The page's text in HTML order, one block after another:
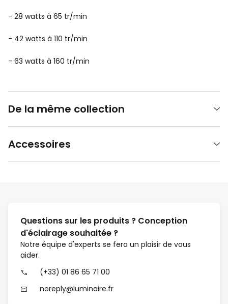
- 28 watts à 65 tr/min
- 42 watts à 110 tr/min
- 63 watts à 160 tr/min
De la même collection
Accessoires
Questions sur les produits ? Conception
d'éclairage souhaitée ?
Notre équipe d'experts se fera un plaisir de vous
aider.
(+33) 01 86 65 71 00
noreply@luminaire.fr